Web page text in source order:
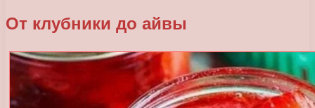
От клубники до айвы